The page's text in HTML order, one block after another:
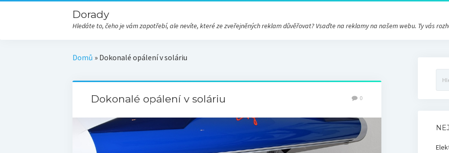
Dorady
Hledáte to, čeho je vám zapotřebí, ale nevíte, které ze zveřejněných reklam důvěřovat? Vsaďte na reklamy na našem webu. Ty vás
Domů » Dokonalé opálení v soláriu
Dokonalé opálení v soláriu 0